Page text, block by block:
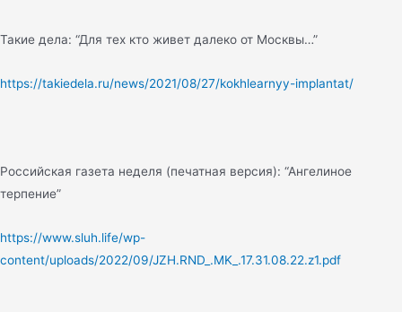
Такие дела: “Для тех кто живет далеко от Москвы…”
https://takiedela.ru/news/2021/08/27/kokhlearnyy-implantat/
Российская газета неделя (печатная версия): “Ангелиное
терпение”
https://www.sluh.life/wp-
content/uploads/2022/09/JZH.RND_.MK_.17.31.08.22.z1.pdf